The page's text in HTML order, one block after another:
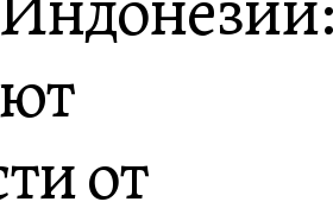
от